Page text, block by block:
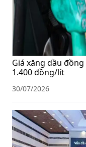
Giá xăng dầu
1.400 đồng/lít
30/07/2026